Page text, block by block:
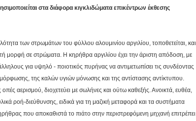
στα διάφορα κιγκλιδώματα επικέντρων έκθεσης
των στρωμάτων του φύλλου αλουμινίου αργιλίου, τοποθετείται, και
μορφή σε στρώματα. Η κηρήθρα αργιλίου έχει την άριστη απόδοση, με
για υψηλό - ποιοτικός πυρήνας να αντιμετωπίσει τις συνδέοντας
της καλών υγιών μόνωσης και της αντίστασης αντίκτυπου.
οπές αερισμού, διοχετεύει με σωλήνες και ούτω καθεξής. Ανοικτά, ευθέα,
ροή-διεύθυνσης, ειδικά για τη μαζική μεταφορά και τα συστήματα
που αποκαθιστά το πιάτο στην περιστρεφόμενη μηχανή επιτρέπει